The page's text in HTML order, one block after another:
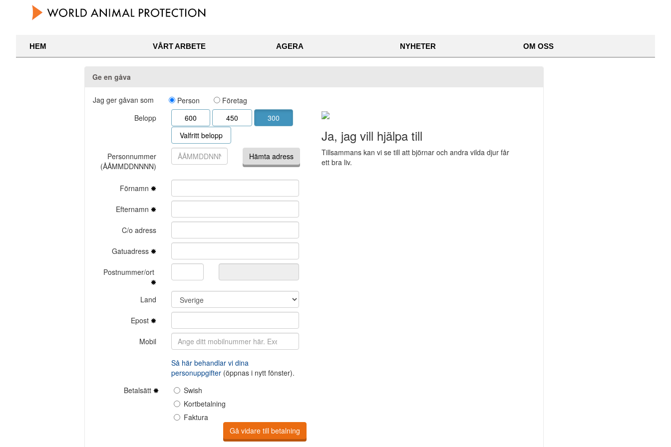
HEM VÅRT ARBETE AGERA NYHETER OM OSS
Ge en gåva
Jag ger gåvan som Person
Företag
Belopp
600 450
300
Valfritt belopp
Personnummer
(ÅÅMMDDNNNN)
Förnamn
Efternamn
C/o adress
Gatuadress
Postnummer/ort
Land
Epost
Mobil
Så här behandlar vi dina
personuppgifter(öppnas i nytt fönster).
Ja, jag vill hjälpa till
Tillsammans kan vi se till att björnar och andra vilda djur får
ett bra liv.
Betalsätt
Swish
Kortbetalning
Faktura